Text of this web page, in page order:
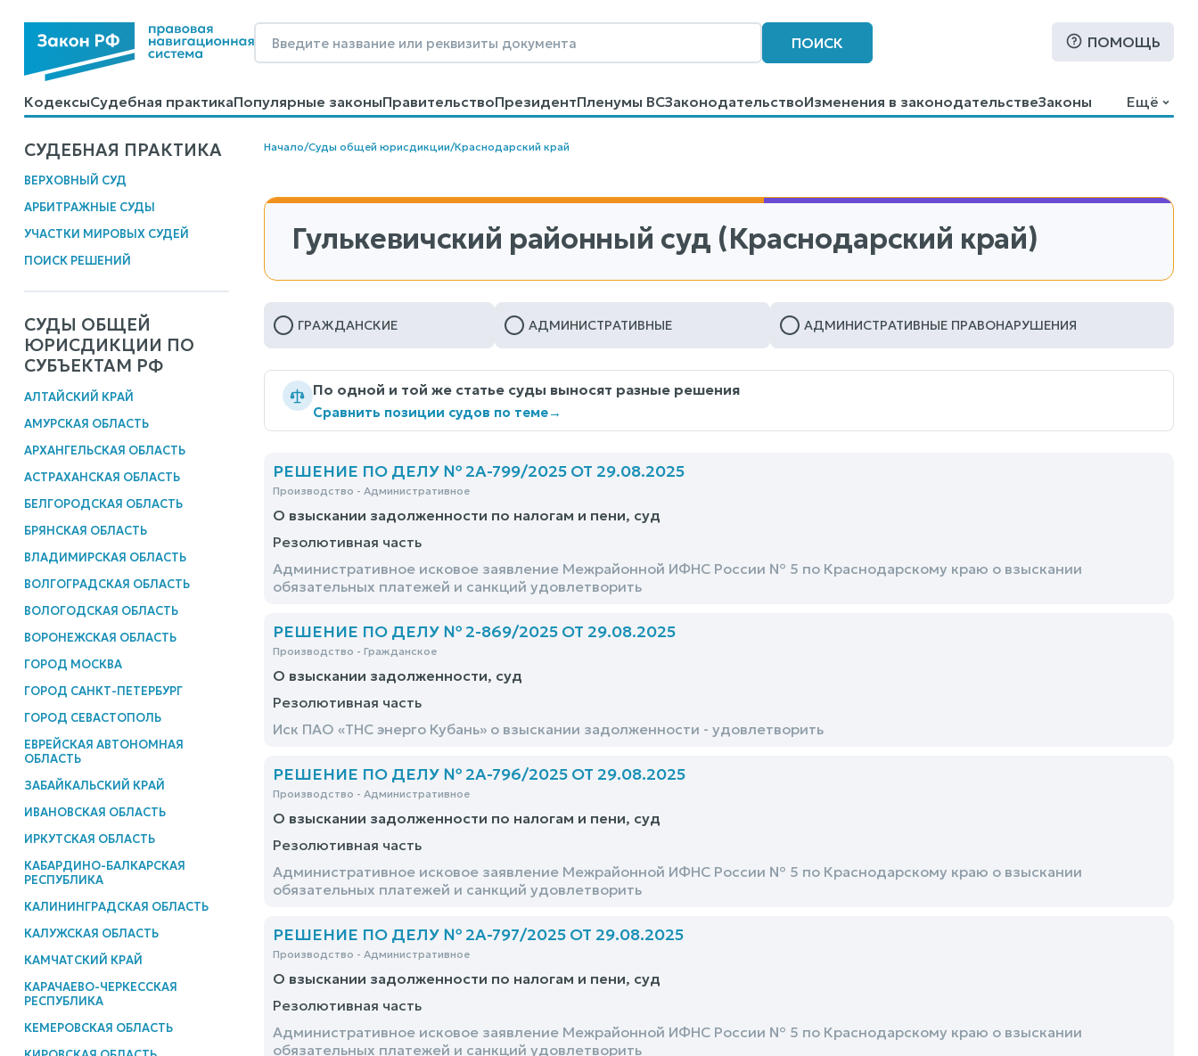
ПОИСК ПОМОЩЬ
КодексыСудебная практикаПопулярные законыПравительствоПрезидентПленумы ВСЗаконодательствоИзменения в законодательствеЗаконы
КалькуляторыСправочные материалыОбразцы договоровКонтактыПомощьПоиск
Ещё
СУДЕБНАЯ ПРАКТИКА
ВЕРХОВНЫЙ СУД
АРБИТРАЖНЫЕ СУДЫ
УЧАСТКИ МИРОВЫХ СУДЕЙ
ПОИСК РЕШЕНИЙ
СУДЫ ОБЩЕЙ
ЮРИСДИКЦИИ ПО
СУБЪЕКТАМ РФ
АЛТАЙСКИЙ КРАЙ
АМУРСКАЯ ОБЛАСТЬ
АРХАНГЕЛЬСКАЯ ОБЛАСТЬ
АСТРАХАНСКАЯ ОБЛАСТЬ
БЕЛГОРОДСКАЯ ОБЛАСТЬ
БРЯНСКАЯ ОБЛАСТЬ
ВЛАДИМИРСКАЯ ОБЛАСТЬ
ВОЛГОГРАДСКАЯ ОБЛАСТЬ
ВОЛОГОДСКАЯ ОБЛАСТЬ
ВОРОНЕЖСКАЯ ОБЛАСТЬ
ГОРОД МОСКВА
ГОРОД САНКТ-ПЕТЕРБУРГ
ГОРОД СЕВАСТОПОЛЬ
ЕВРЕЙСКАЯ АВТОНОМНАЯ
ОБЛАСТЬ
ЗАБАЙКАЛЬСКИЙ КРАЙ
ИВАНОВСКАЯ ОБЛАСТЬ
ИРКУТСКАЯ ОБЛАСТЬ
КАБАРДИНО-БАЛКАРСКАЯ
РЕСПУБЛИКА
КАЛИНИНГРАДСКАЯ ОБЛАСТЬ
КАЛУЖСКАЯ ОБЛАСТЬ
КАМЧАТСКИЙ КРАЙ
КАРАЧАЕВО-ЧЕРКЕССКАЯ
РЕСПУБЛИКА
КЕМЕРОВСКАЯ ОБЛАСТЬ
Начало/Суды общей юрисдикции/Краснодарский край
Гулькевичский районный суд (Краснодарский край)
ГРАЖДАНСКИЕ АДМИНИСТРАТИВНЫЕ АДМИНИСТРАТИВНЫЕ ПРАВОНАРУШЕНИЯ
По одной и той же статье суды выносят разные решения
Сравнить позиции судов по теме→
РЕШЕНИЕ ПО ДЕЛУ № 2А-799/2025 ОТ 29.08.2025
Производство - Административное
О взыскании задолженности по налогам и пени, суд
Резолютивная часть
Административное исковое заявление Межрайонной ИФНС России № 5 по Краснодарскому краю о взыскании
обязательных платежей и санкций удовлетворить
РЕШЕНИЕ ПО ДЕЛУ № 2-869/2025 ОТ 29.08.2025
Производство - Гражданское
О взыскании задолженности, суд
Резолютивная часть
Иск ПАО «ТНС энерго Кубань» о взыскании задолженности - удовлетворить
РЕШЕНИЕ ПО ДЕЛУ № 2А-796/2025 ОТ 29.08.2025
Производство - Административное
О взыскании задолженности по налогам и пени, суд
Резолютивная часть
Административное исковое заявление Межрайонной ИФНС России № 5 по Краснодарскому краю о взыскании
обязательных платежей и санкций удовлетворить
РЕШЕНИЕ ПО ДЕЛУ № 2А-797/2025 ОТ 29.08.2025
Производство - Административное
О взыскании задолженности по налогам и пени, суд
Резолютивная часть
Административное исковое заявление Межрайонной ИФНС России № 5 по Краснодарскому краю о взыскании
обязательных платежей и санкций удовлетворить